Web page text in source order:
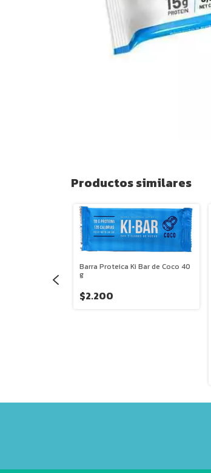
Productos similares
Barra Proteica Ki Bar de Coco 40
g
$2.200